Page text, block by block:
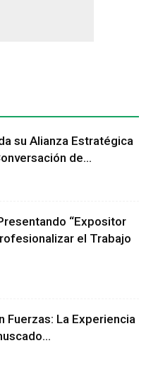
su Alianza Estratégica
de...
“Expositor
el Trabajo
Fuerzas: La Experiencia